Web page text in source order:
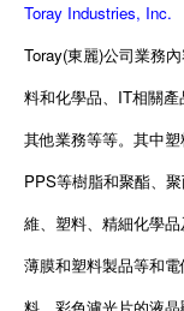
Toray Industries, Inc.
Toray(東麗)公司業務
料和化學品、IT相關
其他業務等等。其中
PPS等樹脂和聚酯、
維、塑料、精細化學
薄膜和塑料製品等和